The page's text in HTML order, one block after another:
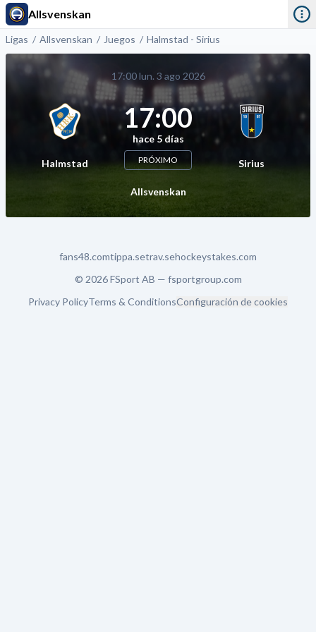
Allsvenskan
Ligas Allsvenskan Juegos Halmstad - Sirius
17:00 lun. 3 ago 2026
Halmstad
17:00
hace 5 días
PRÓXIMO Sirius
Allsvenskan
fans48.comtippa.setrav.sehockeystakes.com
© 2026 FSport AB — fsportgroup.com
Privacy PolicyTerms & ConditionsConfiguración de cookies